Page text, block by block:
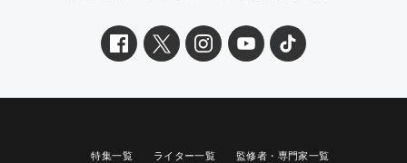
特集一覧 ライター一覧 監修者・専門家一覧